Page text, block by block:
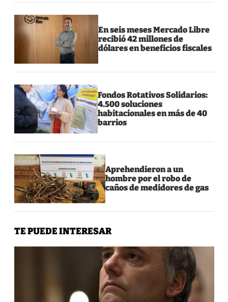
En seis meses Mercado Libre
recibió 42 millones de
dólares en beneficios fiscales
Fondos Rotativos Solidarios:
4.500 soluciones
habitacionales en más de 40
barrios
Aprehendieron a un
hombre por el robo de
caños de medidores de gas
TE PUEDE INTERESAR